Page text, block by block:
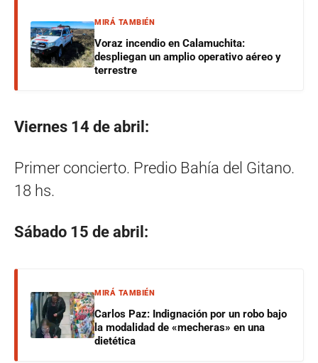
MIRÁ TAMBIÉN
Voraz incendio en Calamuchita:
despliegan un amplio operativo aéreo y
terrestre
Viernes 14 de abril:
Primer concierto. Predio Bahía del Gitano.
18 hs.
Sábado 15 de abril:
MIRÁ TAMBIÉN
Carlos Paz: Indignación por un robo bajo
la modalidad de «mecheras» en una
dietética